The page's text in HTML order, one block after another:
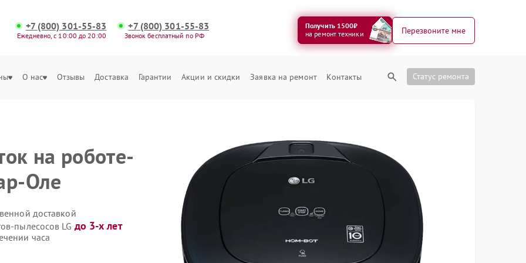
+7 (800) 301-55-83
Ежедневно, с 10:00 до 20:00
+7 (800) 301-55-83
Звонок бесплатный по РФ
Получить 1500₽
на ремонт техники
Перезвоните мне
О нас Отзывы Доставка Гарантии Акции и скидки Заявка на ремонт Контакты Статус ремонта
на роботе-
Оле
доставкой
пылесосов LG до 3-х лет
часа